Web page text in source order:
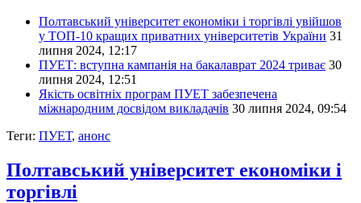
Полтавський університет економіки і торгівлі увійшов
у ТОП-10 кращих приватних університетів України 31
липня 2024, 12:17
ПУЕТ: вступна кампанія на бакалаврат 2024 триває 30
липня 2024, 12:51
Якість освітніх програм ПУЕТ забезпечена
міжнародним досвідом викладачів 30 липня 2024, 09:54
Теги: ПУЕТ, анонс
Полтавський університет економіки і
торгівлі